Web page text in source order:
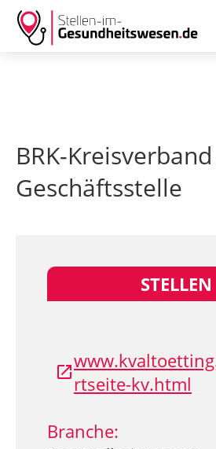
BRK-
Geschäftsstelle
STELLEN
rtseite-kv.html
Branche: